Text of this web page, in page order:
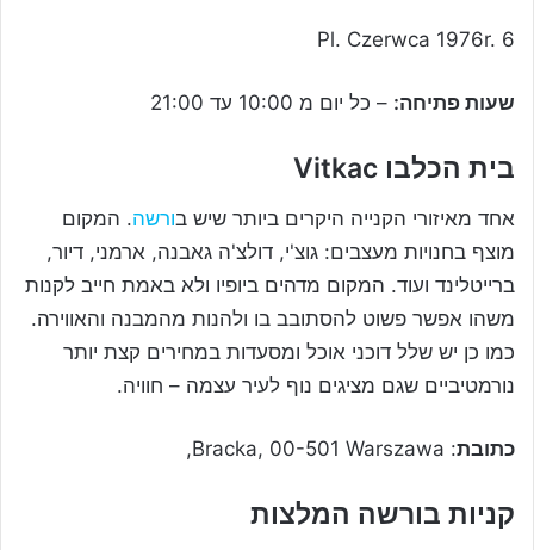
Pl. Czerwca 1976r. 6
שעות פתיחה: – כל יום מ 10:00 עד 21:00
בית הכלבו Vitkac
אחד מאיזורי הקנייה היקרים ביותר שיש בורשה. המקום
מוצף בחנויות מעצבים: גוצ'י, דולצ'ה גאבנה, ארמני, דיור,
ברייטלינד ועוד. המקום מדהים ביופיו ולא באמת חייב לקנות
משהו אפשר פשוט להסתובב בו ולהנות מהמבנה והאווירה.
כמו כן יש שלל דוכני אוכל ומסעדות במחירים קצת יותר
נורמטיביים שגם מציגים נוף לעיר עצמה – חוויה.
כתובת: Bracka, 00-501 Warszawa,
קניות בורשה המלצות